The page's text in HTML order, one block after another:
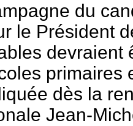
du
le Président
devraient
dès la
Jean-